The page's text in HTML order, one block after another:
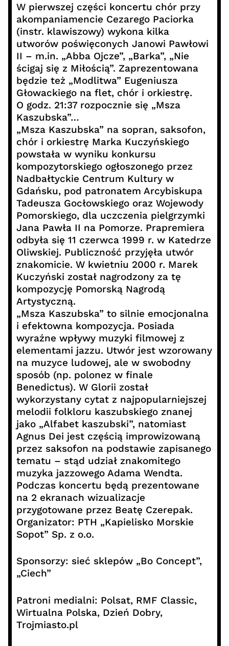
W pierwszej części koncertu chór przy
akompaniamencie Cezarego Paciorka
(instr. klawiszowy) wykona kilka
utworów poświęconych Janowi Pawłowi
II – m.in. „Abba Ojcze”, „Barka”, „Nie
ścigaj się z Miłością”. Zaprezentowana
będzie też „Modlitwa” Eugeniusza
Głowackiego na flet, chór i orkiestrę.
O godz. 21:37 rozpocznie się „Msza
Kaszubska”…
„Msza Kaszubska” na sopran, saksofon,
chór i orkiestrę Marka Kuczyńskiego
powstała w wyniku konkursu
kompozytorskiego ogłoszonego przez
Nadbałtyckie Centrum Kultury w
Gdańsku, pod patronatem Arcybiskupa
Tadeusza Gocłowskiego oraz Wojewody
Pomorskiego, dla uczczenia pielgrzymki
Jana Pawła II na Pomorze. Prapremiera
odbyła się 11 czerwca 1999 r. w Katedrze
Oliwskiej. Publiczność przyjęła utwór
znakomicie. W kwietniu 2000 r. Marek
Kuczyński został nagrodzony za tę
kompozycję Pomorską Nagrodą
Artystyczną.
„Msza Kaszubska” to silnie emocjonalna
i efektowna kompozycja. Posiada
wyraźne wpływy muzyki filmowej z
elementami jazzu. Utwór jest wzorowany
na muzyce ludowej, ale w swobodny
sposób (np. polonez w finale
Benedictus). W Glorii został
wykorzystany cytat z najpopularniejszej
melodii folkloru kaszubskiego znanej
jako „Alfabet kaszubski”, natomiast
Agnus Dei jest częścią improwizowaną
przez saksofon na podstawie zapisanego
tematu – stąd udział znakomitego
muzyka jazzowego Adama Wendta.
Podczas koncertu będą prezentowane
na 2 ekranach wizualizacje
przygotowane przez Beatę Czerepak.
Organizator: PTH „Kapielisko Morskie
Sopot” Sp. z o.o.
Sponsorzy: sieć sklepów „Bo Concept”,
„Ciech”
Patroni medialni: Polsat, RMF Classic,
Wirtualna Polska, Dzień Dobry,
Trojmiasto.pl